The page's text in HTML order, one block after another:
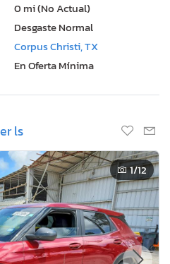
0 mi (No Actual)
Desgaste Normal
Corpus Christi, TX
En Oferta Mínima
ls
1/12